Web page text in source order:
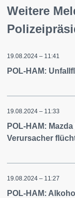
Weitere
19.08.2024 – 11:41
POL-HAM:
19.08.2024 – 11:33
POL-HAM:
Verursacher
19.08.2024 – 11:27
POL-HAM: